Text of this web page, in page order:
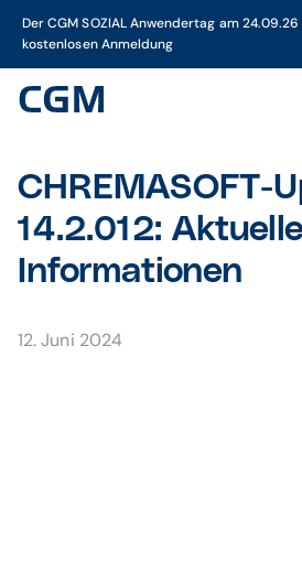
Der CGM SOZIAL Anwendertag am
kostenlosen Anmeldung
CHREMASOFT-
14.2.012:
Informationen
12. Juni 2024